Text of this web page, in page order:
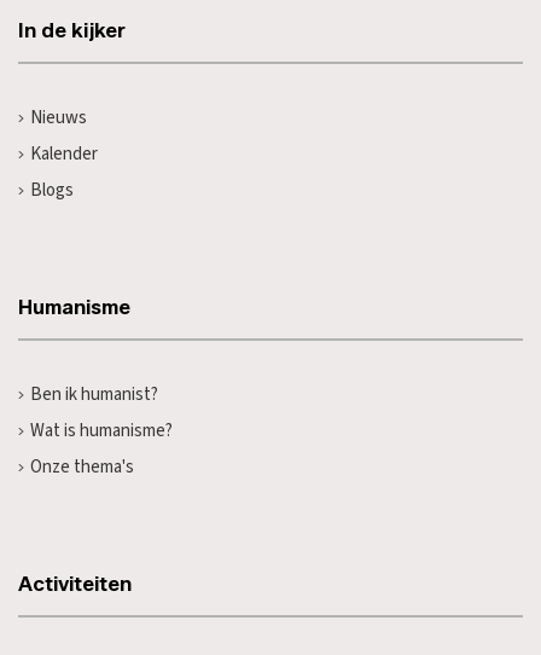
In de kijker
Nieuws
Kalender
Blogs
Humanisme
Ben ik humanist?
Wat is humanisme?
Onze thema's
Activiteiten